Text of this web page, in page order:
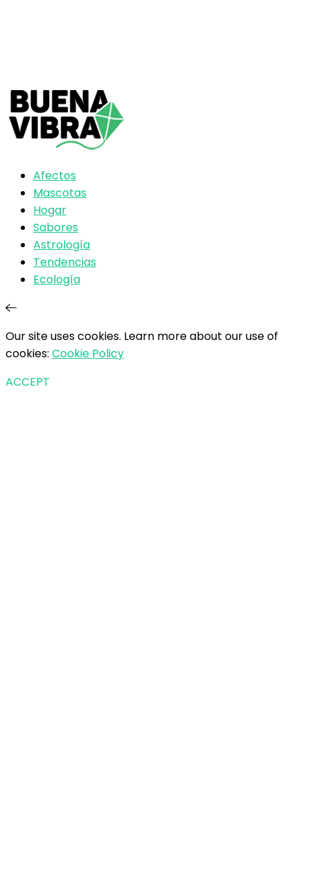
Afectos
Mascotas
Hogar
Sabores
Astrología
Tendencias
Ecología
Our site uses cookies. Learn more about our use of
cookies: Cookie Policy
ACCEPT